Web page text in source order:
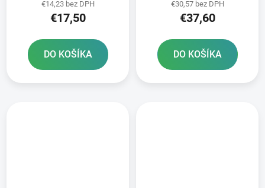
v balení
€14,23 bez DPH
€17,50
DO KOŠÍKA
ks v balení
€30,57 bez DPH
€37,60
DO KOŠÍKA